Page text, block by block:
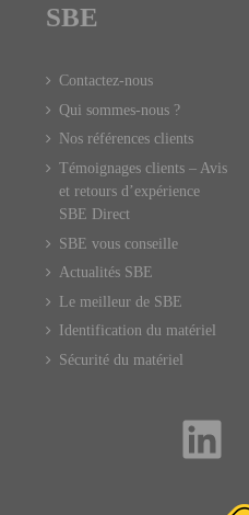
SBE
Contactez-nous
Qui sommes-nous ?
Nos références clients
Témoignages clients – Avis
et retours d’expérience
SBE Direct
SBE vous conseille
Actualités SBE
Le meilleur de SBE
Identification du matériel
Sécurité du matériel